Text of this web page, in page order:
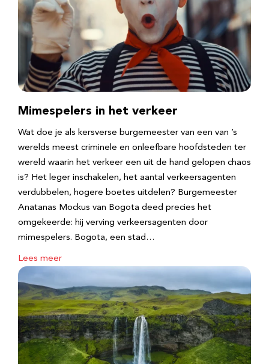
Mimespelers in het verkeer
Wat doe je als kersverse burgemeester van een van ’s
werelds meest criminele en onleefbare hoofdsteden ter
wereld waarin het verkeer een uit de hand gelopen chaos
is? Het leger inschakelen, het aantal verkeersagenten
verdubbelen, hogere boetes uitdelen? Burgemeester
Anatanas Mockus van Bogota deed precies het
omgekeerde: hij verving verkeersagenten door
mimespelers. Bogota, een stad…
Lees meer